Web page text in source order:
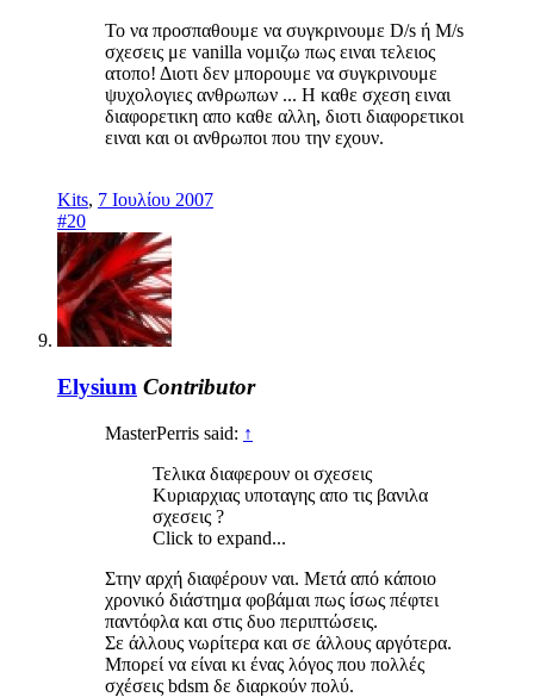
Το να προσπαθουμε να συγκρινουμε D/s ή M/s
σχεσεις με vanilla νομιζω πως ειναι τελειος
ατοπο! Διοτι δεν μπορουμε να συγκρινουμε
ψυχολογιες ανθρωπων ... Η καθε σχεση ειναι
διαφορετικη απο καθε αλλη, διοτι διαφορετικοι
ειναι και οι ανθρωποι που την εχουν.
Kits, 7 Ιουλίου 2007
#20
Elysium Contributor
MasterPerris said: ↑
Τελικα διαφερουν οι σχεσεις
Κυριαρχιας υποταγης απο τις βανιλα
σχεσεις ?
Click to expand...
Στην αρχή διαφέρουν ναι. Μετά από κάποιο
χρονικό διάστημα φοβάμαι πως ίσως πέφτει
παντόφλα και στις δυο περιπτώσεις.
Σε άλλους νωρίτερα και σε άλλους αργότερα.
Μπορεί να είναι κι ένας λόγος που πολλές
σχέσεις bdsm δε διαρκούν πολύ.